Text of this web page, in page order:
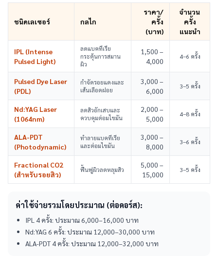
ชนิดเลเซอร์ กลไก
ราคา/
ครั้ง
(บาท)
จำนวน
ครั้ง
แนะนำ
IPL (Intense
Pulsed Light)
ลดแบคทีเรีย
กระตุ้นการสมาน
ผิว
1,500 –
4,000
4–6 ครั้ง
Pulsed Dye Laser
(PDL)
กำจัดรอยแดงและ
เส้นเลือดฝอย
3,000 –
6,000
3–5 ครั้ง
Nd:YAG Laser
(1064nm)
ลดสิวอักเสบและ
ควบคุมต่อมไขมัน
2,000 –
5,000
4–8 ครั้ง
ALA-PDT
(Photodynamic)
ทำลายแบคทีเรีย
และต่อมไขมัน
3,000 –
8,000
3–6 ครั้ง
Fractional CO2
(สำหรับรอยสิว)
ฟื้นฟูผิวลดหลุมสิว
5,000 –
15,000
3–5 ครั้ง
ค่าใช้จ่ายรวมโดยประมาณ (ต่อคอร์ส):
IPL 4 ครั้ง: ประมาณ 6,000–16,000 บาท
Nd:YAG 6 ครั้ง: ประมาณ 12,000–30,000 บาท
ALA-PDT 4 ครั้ง: ประมาณ 12,000–32,000 บาท